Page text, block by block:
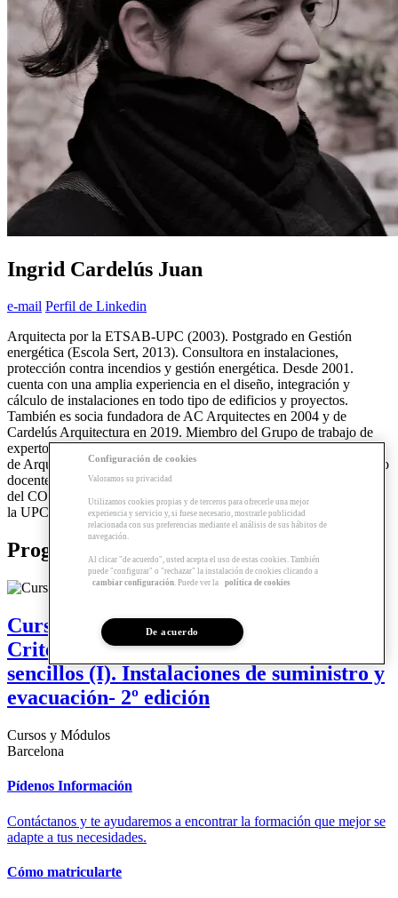
Ingrid Cardelús Juan
e-mail Perfil de Linkedin
Arquitecta por la ETSAB-UPC (2003). Postgrado en Gestión
energética (Escola Sert, 2013). Consultora en instalaciones,
protección contra incendios y gestión energética. Desde 2001.
cuenta con una amplia experiencia en el diseño, integración y
cálculo de instalaciones en todo tipo de edificios y proyectos.
También es socia fundadora de AC Arquitectes en 2004 y de
Cardelús Arquitectura en 2019. Miembro del Grupo de trabajo de
expertos en instalaciones del COAC. Ha sido docente en la Escuela
de Arquitectura La Salle-URL durante 15 años. Miembro del equipo
docente de la Escola Sert del COAC, del Instituto de Arquitectura
del COAA y del Departamento de Tecnología de la Arquitectura de
la UPC desde el año 2020.
Programas relacionados
Curso | Instalaciones y arquitectura.
Criterios de implantación y cálculos
sencillos (I). Instalaciones de suministro y
evacuación- 2º edición
Cursos y Módulos
Barcelona
Pídenos Información
Contáctanos y te ayudaremos a encontrar la formación que mejor se
adapte a tus necesidades.
Cómo matricularte
Configuración de cookies
Valoramos su privacidad
Utilizamos cookies propias y de terceros para ofrecerle una mejor
experiencia y servicio y, si fuese necesario, mostrarle publicidad
relacionada con sus preferencias mediante el análisis de sus hábitos de
navegación.
Al clicar "de acuerdo", usted acepta el uso de estas cookies. También
puede "configurar" o "rechazar" la instalación de cookies clicando a
cambiar configuración. Puede ver la política de cookies
De acuerdo